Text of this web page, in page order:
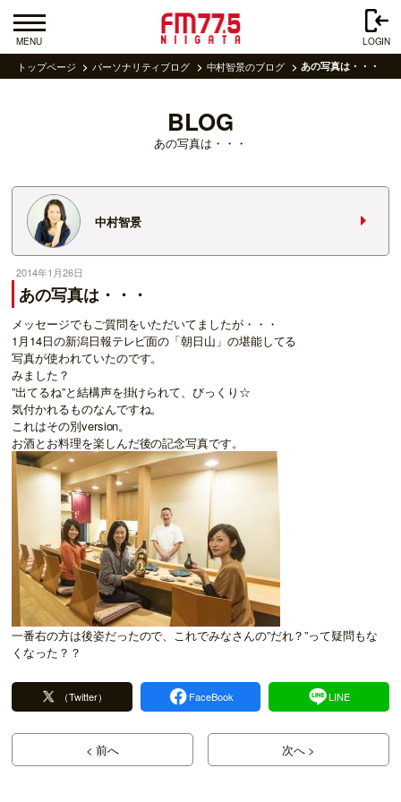
MENU LOGIN
トップページ パーソナリティブログ 中村智景のブログ あの写真は・・・
BLOG
あの写真は・・・
中村智景
2014年1月26日
あの写真は・・・
メッセージでもご質問をいただいてましたが・・・
1月14日の新潟日報テレビ面の「朝日山」の堪能してる
写真が使われていたのです。
みました？
”出てるね”と結構声を掛けられて、びっくり☆
気付かれるものなんですね。
これはその別version。
お酒とお料理を楽しんだ後の記念写真です。
一番右の方は後姿だったので、これでみなさんの”だれ？”って疑問もな
くなった？？
（Twitter） FaceBook LINE
< 前へ 次へ >